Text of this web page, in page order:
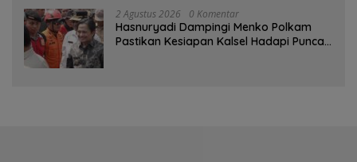
2 Agustus 2026 0 Komentar
Hasnuryadi Dampingi Menko Polkam
Pastikan Kesiapan Kalsel Hadapi Puncak